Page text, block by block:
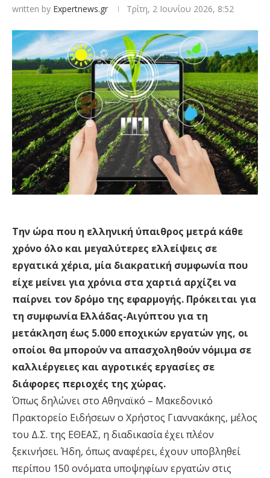
written by Expertnews.gr Τρίτη, 2 Ιουνίου 2026, 8:52
Την ώρα που η ελληνική ύπαιθρος μετρά κάθε
χρόνο όλο και μεγαλύτερες ελλείψεις σε
εργατικά χέρια, μία διακρατική συμφωνία που
είχε μείνει για χρόνια στα χαρτιά αρχίζει να
παίρνει τον δρόμο της εφαρμογής. Πρόκειται για
τη συμφωνία Ελλάδας-Αιγύπτου για τη
μετάκληση έως 5.000 εποχικών εργατών γης, οι
οποίοι θα μπορούν να απασχοληθούν νόμιμα σε
καλλιέργειες και αγροτικές εργασίες σε
διάφορες περιοχές της χώρας.
Όπως δηλώνει στο Αθηναϊκό – Μακεδονικό
Πρακτορείο Ειδήσεων ο Χρήστος Γιαννακάκης, μέλος
του Δ.Σ. της ΕΘΕΑΣ, η διαδικασία έχει πλέον
ξεκινήσει. Ήδη, όπως αναφέρει, έχουν υποβληθεί
περίπου 150 ονόματα υποψηφίων εργατών στις